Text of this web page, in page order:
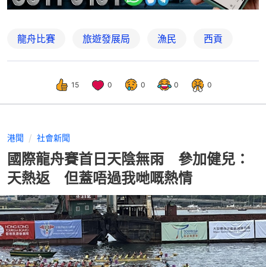
龍舟比賽 旅遊發展局 漁民 西貢
15 0 0 0 0
港聞 社會新聞
國際龍舟賽首日天陰無雨 參加健兒：
天熱返 但蓋唔過我哋嘅熱情